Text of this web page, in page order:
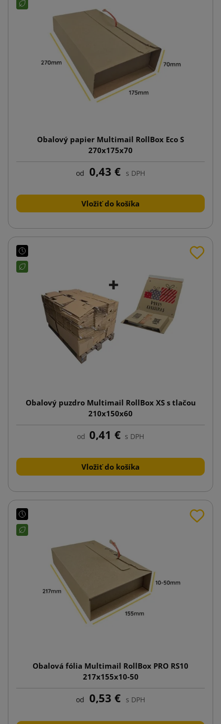
Obalový papier Multimail RollBox Eco S
270x175x70
od 0,43 € s DPH
Vložiť do košíka
Obalový puzdro Multimail RollBox XS s tlačou
210x150x60
od 0,41 € s DPH
Vložiť do košíka
Obalová fólia Multimail RollBox PRO RS10
217x155x10-50
od 0,53 € s DPH